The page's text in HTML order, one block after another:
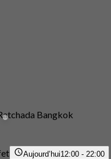
Bangkok
Aujourd’hui12:00 - 22:00